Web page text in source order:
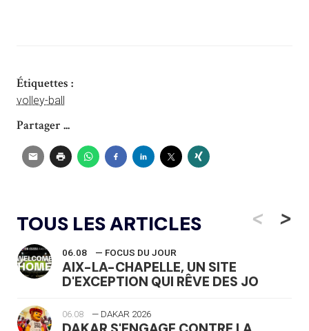
Étiquettes :
volley-ball
Partager ...
TOUS LES ARTICLES <
06.08 — FOCUS DU JOUR
AIX-LA-CHAPELLE, UN SITE
D'EXCEPTION QUI RÊVE DES JO
06.08 — DAKAR 2026
>